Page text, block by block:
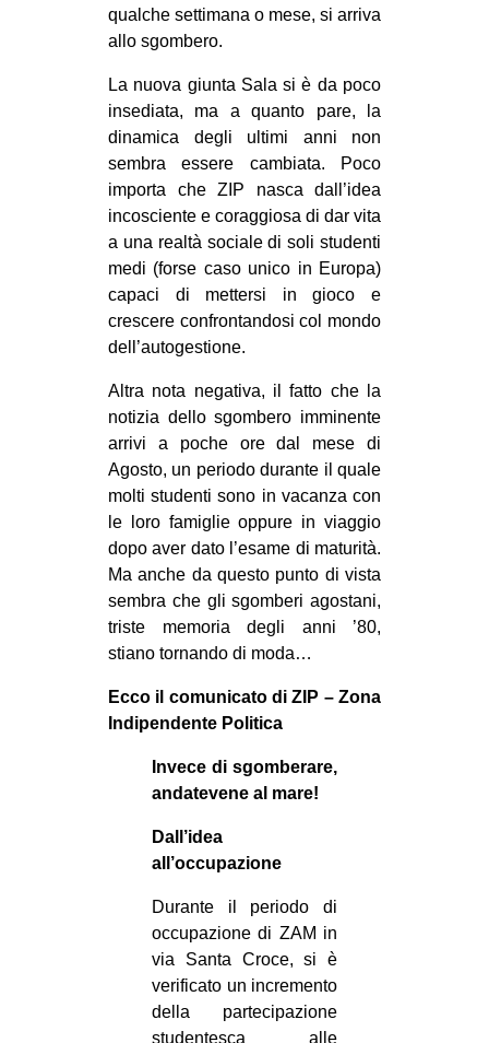
AMERICHE
ESTREMO ORIENTE
EUROPA
MEDIO ORIENTE
MONDO
EVENTI
in
Fb
ms
SEARCH
qualche settimana o mese, si arriva
allo sgombero.
La nuova giunta Sala si è da poco
insediata, ma a quanto pare, la
dinamica degli ultimi anni non
sembra essere cambiata. Poco
importa che ZIP nasca dall’idea
incosciente e coraggiosa di dar vita
a una realtà sociale di soli studenti
medi (forse caso unico in Europa)
capaci di mettersi in gioco e
crescere confrontandosi col mondo
dell’autogestione.
Altra nota negativa, il fatto che la
notizia dello sgombero imminente
arrivi a poche ore dal mese di
Agosto, un periodo durante il quale
molti studenti sono in vacanza con
le loro famiglie oppure in viaggio
dopo aver dato l’esame di maturità.
Ma anche da questo punto di vista
sembra che gli sgomberi agostani,
triste memoria degli anni ’80,
stiano tornando di moda…
Ecco il comunicato di ZIP – Zona
Indipendente Politica
Invece di sgomberare,
andatevene al mare!
Dall’idea
all’occupazione
Durante il periodo di
occupazione di ZAM in
via Santa Croce, si è
verificato un incremento
della partecipazione
studentesca alle